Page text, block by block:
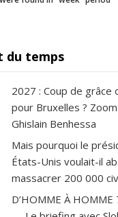
du temps
2027 : Coup de grâce
pour Bruxelles ?
Ghislain Benhessa
Mais pourquoi le
États-Unis voulait-il
massacrer 200 000
D’HOMME À HOMME